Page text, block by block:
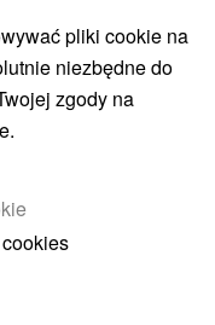
pliki cookie na
niezbędne do
zgody na